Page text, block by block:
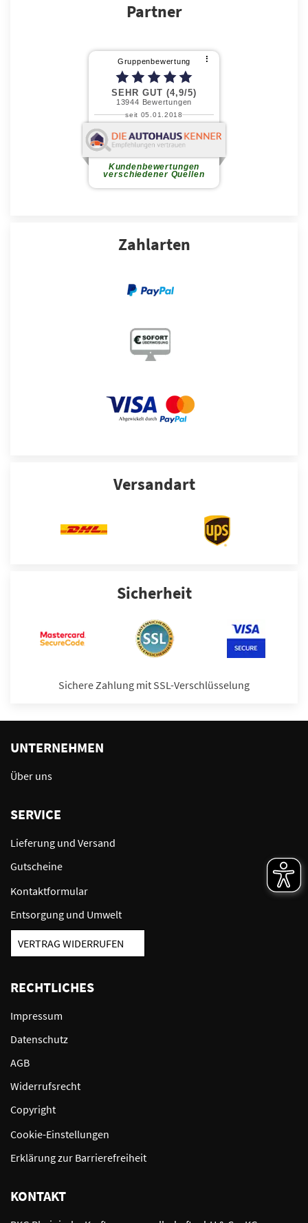
Partner
Zahlarten
Versandart
Sicherheit
Sichere Zahlung mit SSL-Verschlüsselung
UNTERNEHMEN
Über uns
SERVICE
Lieferung und Versand
Gutscheine
Kontaktformular
Entsorgung und Umwelt
VERTRAG WIDERRUFEN
RECHTLICHES
Impressum
Datenschutz
AGB
Widerrufsrecht
Copyright
Cookie-Einstellungen
Erklärung zur Barrierefreiheit
KONTAKT